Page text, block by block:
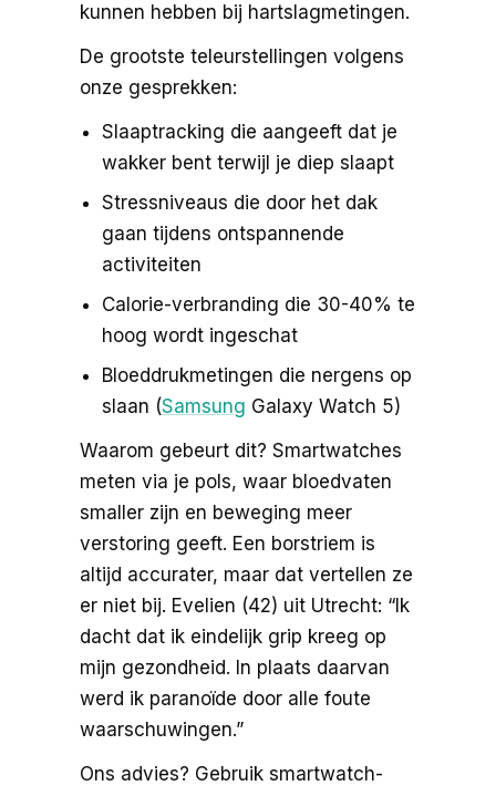
kunnen hebben bij hartslagmetingen.
De grootste teleurstellingen volgens
onze gesprekken:
Slaaptracking die aangeeft dat je
wakker bent terwijl je diep slaapt
Stressniveaus die door het dak
gaan tijdens ontspannende
activiteiten
Calorie-verbranding die 30-40% te
hoog wordt ingeschat
Bloeddrukmetingen die nergens op
slaan (Samsung Galaxy Watch 5)
Waarom gebeurt dit? Smartwatches
meten via je pols, waar bloedvaten
smaller zijn en beweging meer
verstoring geeft. Een borstriem is
altijd accurater, maar dat vertellen ze
er niet bij. Evelien (42) uit Utrecht: “Ik
dacht dat ik eindelijk grip kreeg op
mijn gezondheid. In plaats daarvan
werd ik paranoïde door alle foute
waarschuwingen.”
Ons advies? Gebruik smartwatch-